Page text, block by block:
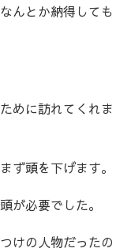
んとか納得しても
めに訪れてくれま
ず頭を下げます。
が必要でした。
けの人物だったの